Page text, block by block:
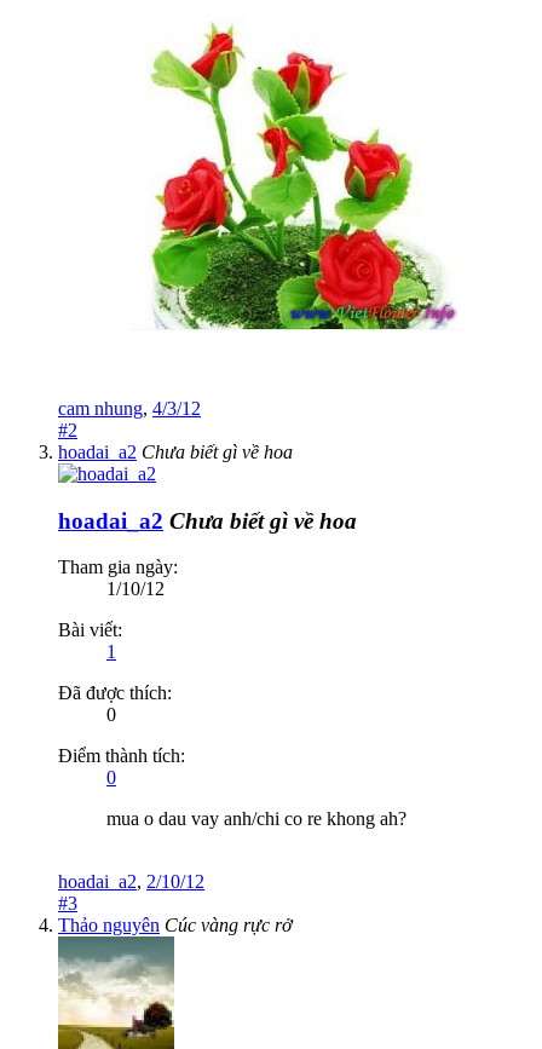
cam nhung, 4/3/12
#2
hoadai_a2 Chưa biết gì về hoa
hoadai_a2 Chưa biết gì về hoa
Tham gia ngày:
1/10/12
Bài viết:
1
Đã được thích:
0
Điểm thành tích:
0
mua o dau vay anh/chi co re khong ah?
hoadai_a2, 2/10/12
#3
Thảo nguyên Cúc vàng rực rở